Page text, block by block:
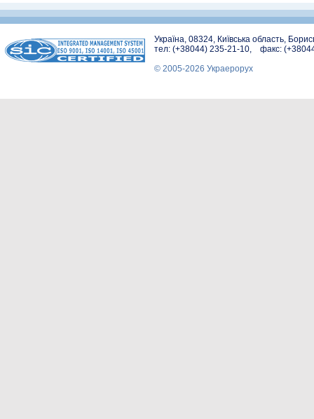
Україна, 08324, Київська область,
тел: (+38044) 235-21-10, факс:
© 2005-2026 Украерорух